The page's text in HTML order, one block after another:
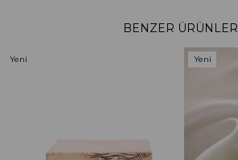
BENZER ÜRÜNLER
Yeni
Yeni